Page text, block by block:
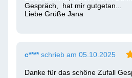
Gespräch,  hat mir gutgetan...
Liebe Grüße Jana
c****schrieb am 05.10.2025
Danke für das schöne Zufall